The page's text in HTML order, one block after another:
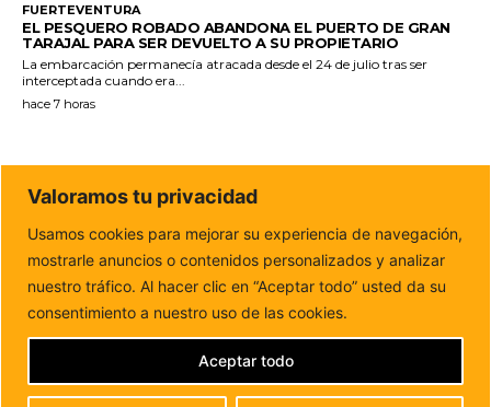
FUERTEVENTURA
EL PESQUERO ROBADO ABANDONA EL PUERTO DE GRAN
TARAJAL PARA SER DEVUELTO A SU PROPIETARIO
La embarcación permanecía atracada desde el 24 de julio tras ser
interceptada cuando era...
hace 7 horas